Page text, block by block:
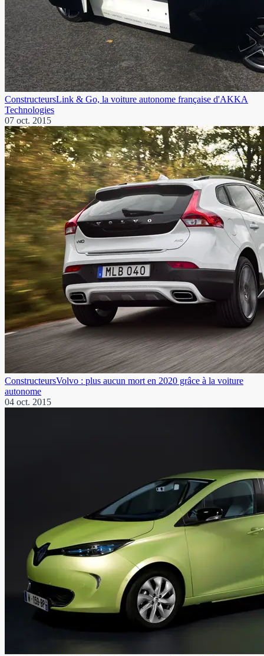
ConstructeursLink & Go, la voiture autonome française d'AKKA
Technologies
07 oct. 2015
ConstructeursVolvo : plus aucun mort en 2020 grâce à la voiture
autonome
04 oct. 2015